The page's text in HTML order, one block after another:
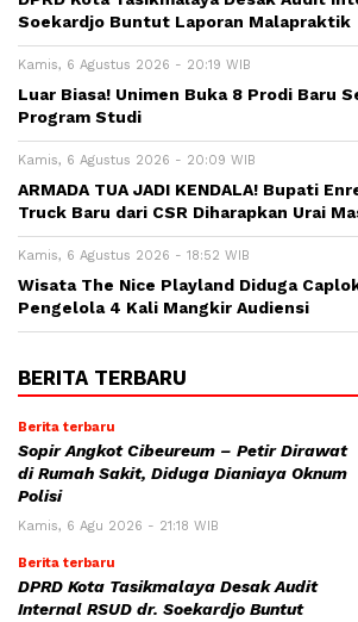
Soekardjo Buntut Laporan Malapraktik
Kamis, 6 Agustus 2026 - 20:19 WIB
Luar Biasa! Unimen Buka 8 Prodi Baru
Program Studi
Kamis, 6 Agustus 2026 - 20:09 WIB
ARMADA TUA JADI KENDALA! Bupati
Truck Baru dari CSR Diharapkan Urai
Kamis, 6 Agustus 2026 - 18:52 WIB
Wisata The Nice Playland Diduga
Pengelola 4 Kali Mangkir Audiensi
BERITA TERBARU
Berita terbaru
Sopir Angkot Cibeureum – Petir Dirawat
di Rumah Sakit, Diduga Dianiaya Oknum
Polisi
Kamis, 6 Agu 2026 - 21:18 WIB
Berita terbaru
DPRD Kota Tasikmalaya Desak Audit
Internal RSUD dr. Soekardjo Buntut